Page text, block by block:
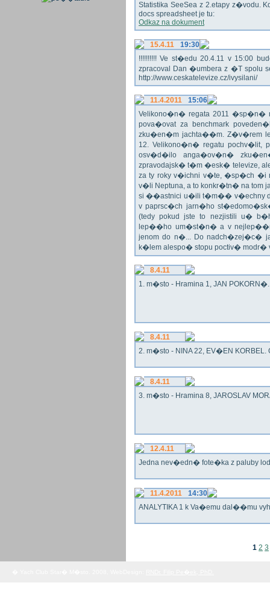
Statistika SeeSea z 2.etapy z�vodu.
docs spreadsheet je tu:
Odkaz na dokument
15.4.11
19:30
!!!!!!!!!! Ve st�edu 20.4.11 v 15:00
zpracoval Dan �umbera z �T spolu
http://www.ceskatelevize.cz/ivysilani/
11.4.2011
15:06
Velikono�n� regata 2011 �sp�n�
pova�ovat za benchmark
zku�en�m jachta��m. Z�v�rem
12. Velikono�n� regatu
osv�d�ilo anga�ov�n�
zpravodajsk� t�m �esk� televize,
za ty roky v�ichni v�te, �sp�ch
v�li Neptuna, a to konkr�tn� na tom
si ��astnici u�ili t�m�� v�echny
v paprsc�ch jarn�ho
(tedy pokud jste to nezjistili u�
lep��ho um�st�n� a v
jenom do n�... Do nadch�zej�c�
k�lem alespo� stopu poctiv�
8.4.11
1. m�sto - Hramina 1, JAN
8.4.11
2. m�sto - NINA 22, EV�EN KORBEL.
8.4.11
3. m�sto - Hramina 8, JAROSLAV
12.4.11
Jedna nev�edn� fote�ka z paluby
11.4.2011
14:30
ANALYTIKA 1 k Va�emu dal��mu
1 2 3